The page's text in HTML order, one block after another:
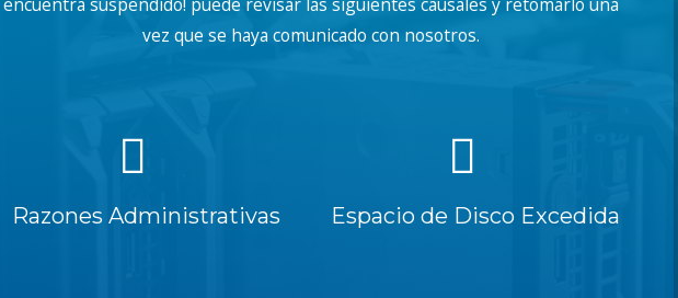
vez que se haya comunicado con nosotros.
Razones Administrativas Espacio de Disco Excedida